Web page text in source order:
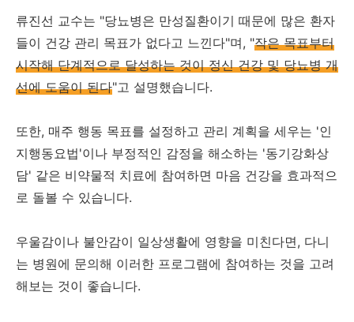
류진선 교수는 "당뇨병은 만성질환이기 때문에 많은 환자
들이 건강 관리 목표가 없다고 느낀다"며, "작은 목표부터
시작해 단계적으로 달성하는 것이 정신 건강 및 당뇨병 개
선에 도움이 된다"고 설명했습니다.
또한, 매주 행동 목표를 설정하고 관리 계획을 세우는 '인
지행동요법'이나 부정적인 감정을 해소하는 '동기강화상
담' 같은 비약물적 치료에 참여하면 마음 건강을 효과적으
로 돌볼 수 있습니다.
우울감이나 불안감이 일상생활에 영향을 미친다면, 다니
는 병원에 문의해 이러한 프로그램에 참여하는 것을 고려
해보는 것이 좋습니다.